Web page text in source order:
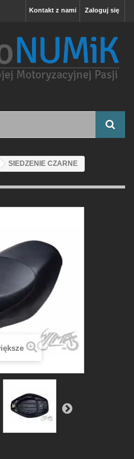
Zaloguj się
Kontakt z nami
SIEDZENIE CZARNE